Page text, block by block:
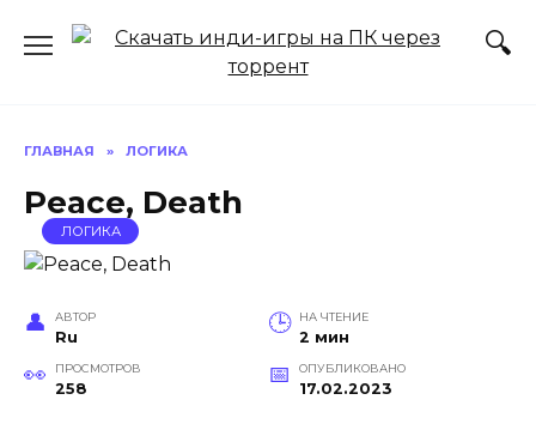
ГЛАВНАЯ » ЛОГИКА
Peace, Death
ЛОГИКА
АВТОР
Ru
НА ЧТЕНИЕ
2 мин
ПРОСМОТРОВ
258
ОПУБЛИКОВАНО
17.02.2023